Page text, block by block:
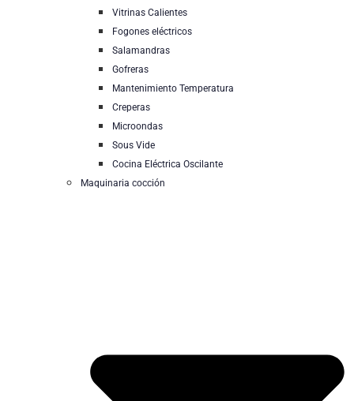
Vitrinas Calientes
Fogones eléctricos
Salamandras
Gofreras
Mantenimiento Temperatura
Creperas
Microondas
Sous Vide
Cocina Eléctrica Oscilante
Maquinaria cocción